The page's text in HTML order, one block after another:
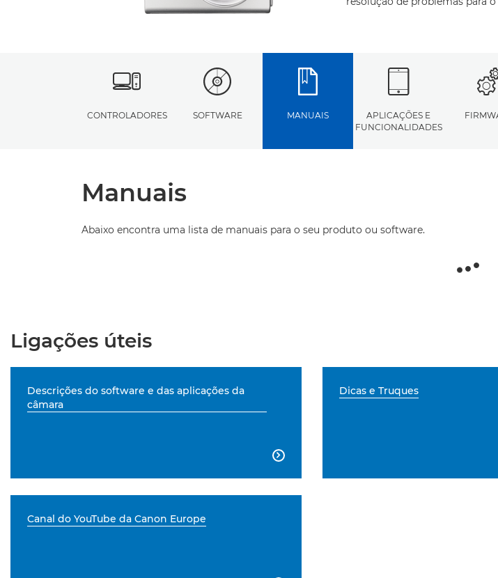
CONTROLADORES SOFTWARE MANUAIS
APLICAÇÕES E
FUNCIONALIDADES
Manuais
Abaixo encontra uma lista de manuais para o seu produto ou software.
Ligações úteis
Descrições do software e das aplicações da
câmara

Dicas e Truques
Canal do YouTube da Canon Europe